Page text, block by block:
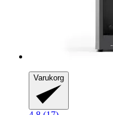
Varukorg